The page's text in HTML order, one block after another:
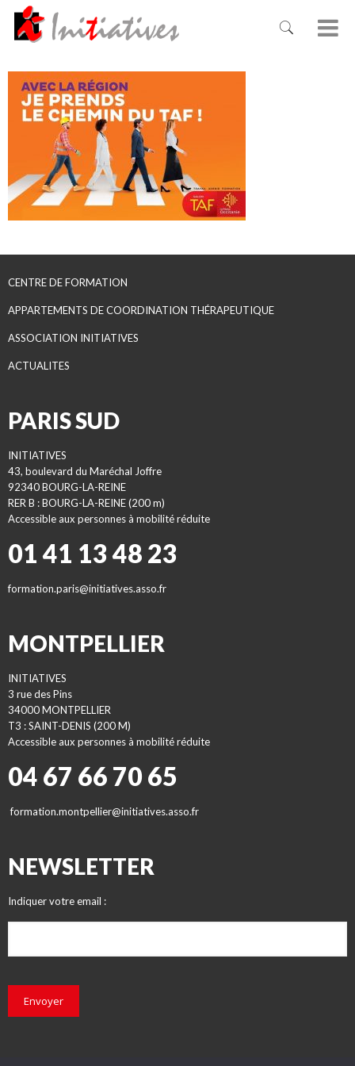
CENTRE DE FORMATION
APPARTEMENTS DE COORDINATION THÉRAPEUTIQUE
ASSOCIATION INITIATIVES
ACTUALITES
PARIS SUD
INITIATIVES
43, boulevard du Maréchal Joffre
92340 BOURG-LA-REINE
RER B : BOURG-LA-REINE (200 m)
Accessible aux personnes à mobilité réduite
01 41 13 48 23
formation.paris@initiatives.asso.fr
MONTPELLIER
INITIATIVES
3 rue des Pins
34000 MONTPELLIER
T3 : SAINT-DENIS (200 M)
Accessible aux personnes à mobilité réduite
04 67 66 70 65
formation.montpellier@initiatives.asso.fr
NEWSLETTER
Indiquer votre email :
Envoyer